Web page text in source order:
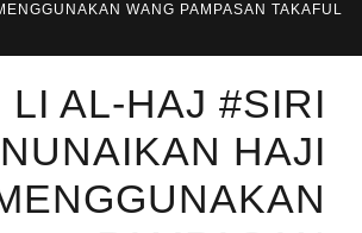
WANG PAMPASAN TAKAFUL
LI AL-HAJ #SIRI
HAJI